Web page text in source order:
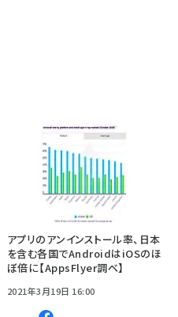
アプリのアンインストール率、日本
を含む各国でAndroidはiOSのほ
ぼ倍に【AppsFlyer調べ】
2021年3月19日 16:00